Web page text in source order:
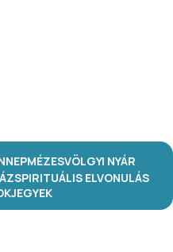
MÉZESVÖLGYI NYÁR
SPIRITUÁLIS ELVONULÁS
JEGYEK